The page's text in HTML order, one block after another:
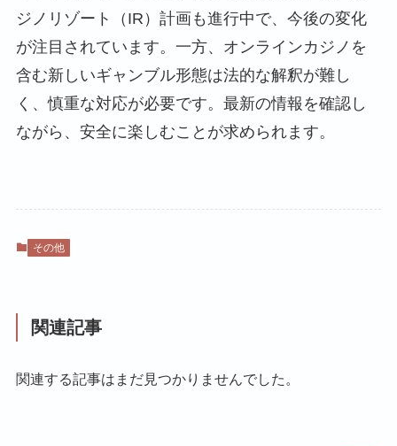
ジノリゾート（IR）計画も進行中で、今後の変化
が注目されています。一方、オンラインカジノを
含む新しいギャンブル形態は法的な解釈が難し
く、慎重な対応が必要です。最新の情報を確認し
ながら、安全に楽しむことが求められます。
その他
関連記事
関連する記事はまだ見つかりませんでした。